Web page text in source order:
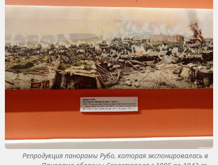
Репродукция панорамы Рубо, которая экспонировалась в